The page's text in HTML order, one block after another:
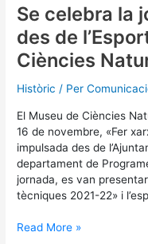
Se celebra la
des de
Ciències
Històric / Per
El Museu de Ciències
16 de novembre, «Fer
impulsada des de
departament de
jornada, es van
tècniques 2021-22» i
al
Museu
de
Ciències
Naturals
Read More »